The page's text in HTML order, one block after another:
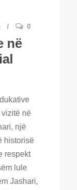
0
në
në
një
historisë
respekt
lule
Jashari,